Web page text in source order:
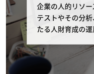
ます。 受講費用
コース開催初日
関しては全額返
の支払いの完了・
日の10営業日以
セルに関しては
企業の人的リソ
テストやその分
たる人財育成の運